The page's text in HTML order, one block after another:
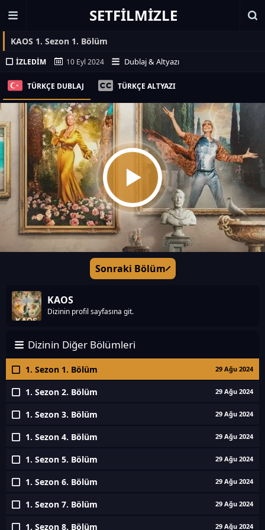
SETFILMIZLE
KAOS 1. Sezon 1. Bölüm
İZLEDIM 10 Eyl 2024 Dublaj & Altyazı
TÜRKÇE DUBLAJ TÜRKÇE ALTYAZI
Sonraki Bölüm
KAOS
Dizinin profil sayfasına git.
Dizinin Diğer Bölümleri
1. Sezon 1. Bölüm 29 Ağu 2024
1. Sezon 2. Bölüm 29 Ağu 2024
1. Sezon 3. Bölüm 29 Ağu 2024
1. Sezon 4. Bölüm 29 Ağu 2024
1. Sezon 5. Bölüm 29 Ağu 2024
1. Sezon 6. Bölüm 29 Ağu 2024
1. Sezon 7. Bölüm 29 Ağu 2024
1. Sezon 8. Bölüm 29 Ağu 2024